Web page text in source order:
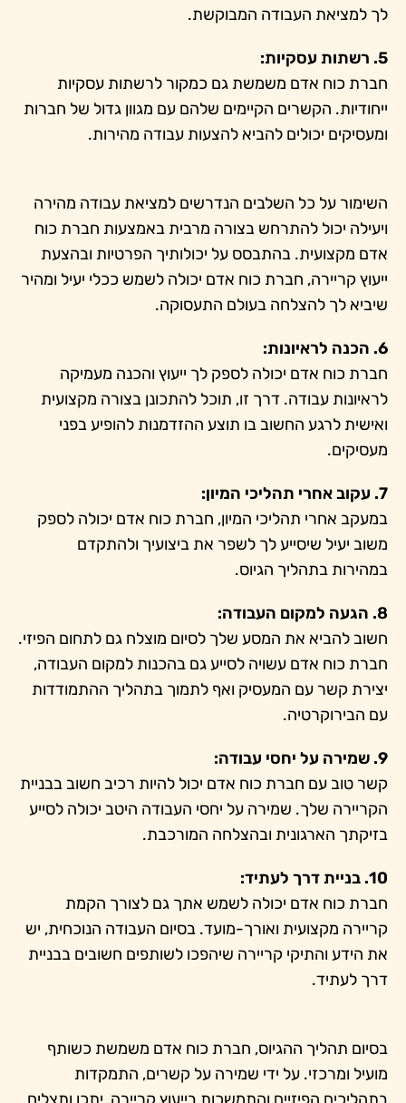
לך למציאת העבודה המבוקשת.
5. רשתות עסקיות:
חברת כוח אדם משמשת גם כמקור לרשתות עסקיות
ייחודיות. הקשרים הקיימים שלהם עם מגוון גדול של חברות
ומעסיקים יכולים להביא להצעות עבודה מהירות.
השימור על כל השלבים הנדרשים למציאת עבודה מהירה
ויעילה יכול להתרחש בצורה מרבית באמצעות חברת כוח
אדם מקצועית. בהתבסס על יכולותיך הפרטיות ובהצעת
ייעוץ קריירה, חברת כוח אדם יכולה לשמש ככלי יעיל ומהיר
שיביא לך להצלחה בעולם התעסוקה.
6. הכנה לראיונות:
חברת כוח אדם יכולה לספק לך ייעוץ והכנה מעמיקה
לראיונות עבודה. דרך זו, תוכל להתכונן בצורה מקצועית
ואישית לרגע החשוב בו תוצע ההזדמנות להופיע בפני
מעסיקים.
7. עקוב אחרי תהליכי המיון:
במעקב אחרי תהליכי המיון, חברת כוח אדם יכולה לספק
משוב יעיל שיסייע לך לשפר את ביצועיך ולהתקדם
במהירות בתהליך הגיוס.
8. הגעה למקום העבודה:
חשוב להביא את המסע שלך לסיום מוצלח גם לתחום הפיזי.
חברת כוח אדם עשויה לסייע גם בהכנות למקום העבודה,
יצירת קשר עם המעסיק ואף לתמוך בתהליך ההתמודדות
עם הבירוקרטיה.
9. שמירה על יחסי עבודה:
קשר טוב עם חברת כוח אדם יכול להיות רכיב חשוב בבניית
הקריירה שלך. שמירה על יחסי העבודה היטב יכולה לסייע
בזיקתך הארגונית ובהצלחה המורכבת.
10. בניית דרך לעתיד:
חברת כוח אדם יכולה לשמש אתך גם לצורך הקמת
קריירה מקצועית ואורך-מועד. בסיום העבודה הנוכחית, יש
את הידע והתיקי קריירה שיהפכו לשותפים חשובים בבניית
דרך לעתיד.
בסיום תהליך ההגיוס, חברת כוח אדם משמשת כשותף
מועיל ומרכזי. על ידי שמירה על קשרים, התמקדות